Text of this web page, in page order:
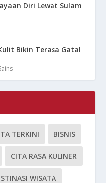
Diri Lewat Sulam
Bikin Terasa Gatal
TERKINI BISNIS
CITA RASA KULINER
WISATA